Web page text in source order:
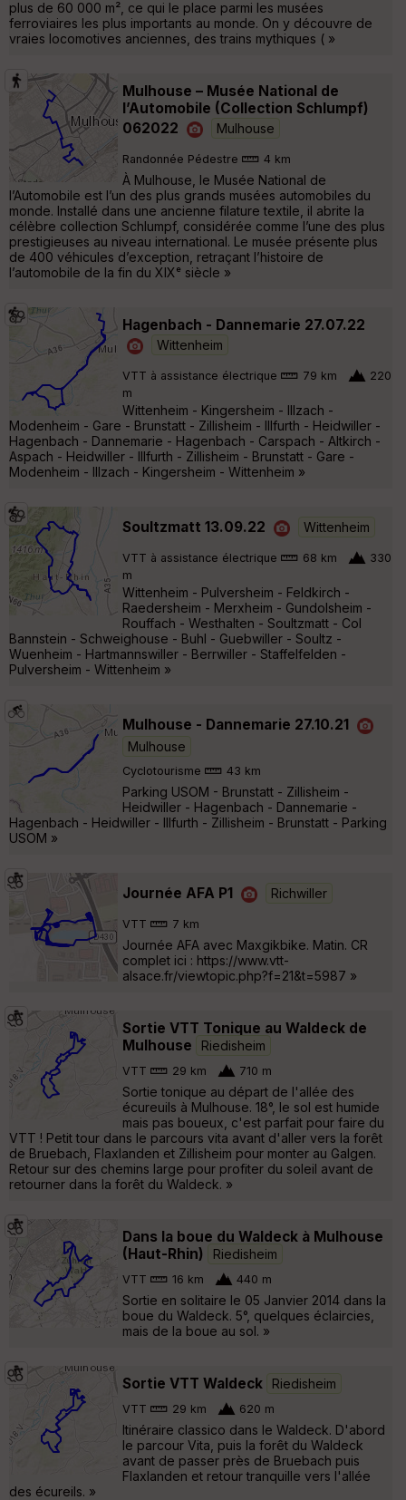
plus de 60 000 m², ce qui le place parmi les musées
ferroviaires les plus importants au monde. On y découvre de
vraies locomotives anciennes, des trains mythiques ( »
Mulhouse – Musée National de
l’Automobile (Collection Schlumpf)
062022
Mulhouse
Randonnée Pédestre 4 km
À Mulhouse, le Musée National de
l’Automobile est l’un des plus grands musées automobiles du
monde. Installé dans une ancienne filature textile, il abrite la
célèbre collection Schlumpf, considérée comme l’une des plus
prestigieuses au niveau international. Le musée présente plus
de 400 véhicules d’exception, retraçant l’histoire de
l’automobile de la fin du XIXᵉ siècle »
Hagenbach - Dannemarie 27.07.22
Wittenheim
VTT à assistance électrique 79 km
220
m
Wittenheim - Kingersheim - Illzach -
Modenheim - Gare - Brunstatt - Zillisheim - Illfurth - Heidwiller -
Hagenbach - Dannemarie - Hagenbach - Carspach - Altkirch -
Aspach - Heidwiller - Illfurth - Zillisheim - Brunstatt - Gare -
Modenheim - Illzach - Kingersheim - Wittenheim »
Soultzmatt 13.09.22 Wittenheim
VTT à assistance électrique 68 km
330
m
Wittenheim - Pulversheim - Feldkirch -
Raedersheim - Merxheim - Gundolsheim -
Rouffach - Westhalten - Soultzmatt - Col
Bannstein - Schweighouse - Buhl - Guebwiller - Soultz -
Wuenheim - Hartmannswiller - Berrwiller - Staffelfelden -
Pulversheim - Wittenheim »
Mulhouse - Dannemarie 27.10.21
Mulhouse
Cyclotourisme 43 km
Parking USOM - Brunstatt - Zillisheim -
Heidwiller - Hagenbach - Dannemarie -
Hagenbach - Heidwiller - Illfurth - Zillisheim - Brunstatt - Parking
USOM »
Journée AFA P1 Richwiller
VTT 7 km
Journée AFA avec Maxgikbike. Matin. CR
complet ici : https://www.vtt-
alsace.fr/viewtopic.php?f=21&t=5987 »
Sortie VTT Tonique au Waldeck de
Mulhouse
Riedisheim
VTT 29 km 710 m
Sortie tonique au départ de l'allée des
écureuils à Mulhouse. 18°, le sol est humide
mais pas boueux, c'est parfait pour faire du
VTT ! Petit tour dans le parcours vita avant d'aller vers la forêt
de Bruebach, Flaxlanden et Zillisheim pour monter au Galgen.
Retour sur des chemins large pour profiter du soleil avant de
retourner dans la forêt du Waldeck. »
Dans la boue du Waldeck à Mulhouse
(Haut-Rhin)
Riedisheim
VTT 16 km 440 m
Sortie en solitaire le 05 Janvier 2014 dans la
boue du Waldeck. 5°, quelques éclaircies,
mais de la boue au sol. »
Sortie VTT Waldeck Riedisheim
VTT 29 km 620 m
Itinéraire classico dans le Waldeck. D'abord
le parcour Vita, puis la forêt du Waldeck
avant de passer près de Bruebach puis
Flaxlanden et retour tranquille vers l'allée
des écureils. »